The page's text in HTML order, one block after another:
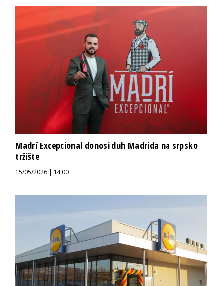
Madrí Excepcional donosi duh Madrida na srpsko
tržište
15/05/2026 | 14:00